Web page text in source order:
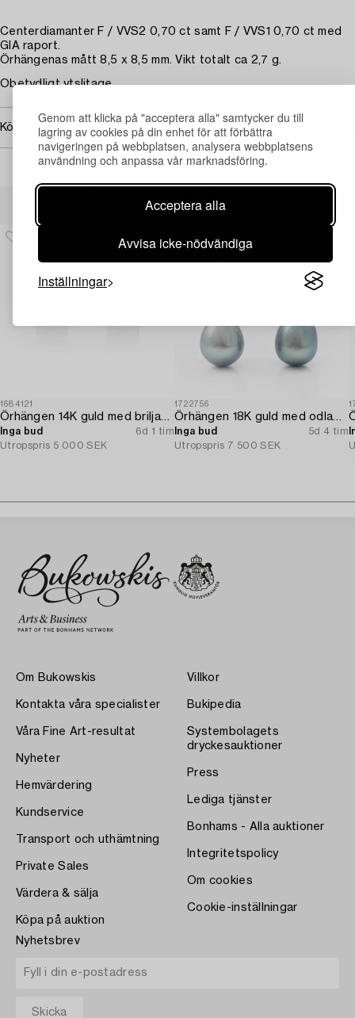
Genom att klicka på "acceptera alla" samtycker du till
lagring av cookies på din enhet för att förbättra
navigeringen på webbplatsen, analysera webbplatsens
användning och anpassa vår marknadsföring.
Acceptera alla
Avvisa icke-nödvändiga
Inställningar
Centerdiamanter F / VVS2 0,70 ct samt F / VVS1 0,70 ct med
GIA raport.
Örhängenas mått 8,5 x 8,5 mm. Vikt totalt ca 2,7 g.
Obetydligt ytslitage.
Köpinformation
1684121
Örhängen 14K guld med briljantslipade diamanter.
Inga bud
6d 1 tim
Utropspris 5 000 SEK
1722756
Örhängen 18K guld med odlade sötvattenspärlor och briljantslipade diamanter.
Inga bud
5d 4 tim
Utropspris 7 500 SEK
Om Bukowskis
Kontakta våra specialister
Våra Fine Art-resultat
Nyheter
Hemvärdering
Kundservice
Transport och uthämtning
Private Sales
Värdera & sälja
Köpa på auktion
Villkor
Bukipedia
Systembolagets
dryckesauktioner
Press
Lediga tjänster
Bonhams - Alla auktioner
Integritetspolicy
Om cookies
Cookie-inställningar
Nyhetsbrev